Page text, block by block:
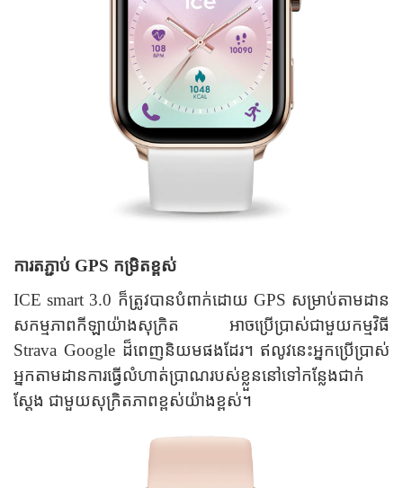
ការតភ្ជាប់ GPS កម្រិតខ្ពស់
ICE smart 3.0 ក៏ត្រូវបានបំពាក់ដោយ GPS សម្រាប់តាមដាន
សកម្មភាពកីឡាយ៉ាងសុក្រិត អាចប្រើប្រាស់ជាមួយកម្មវិធី
Strava Google ដ៏ពេញនិយមផងដែរ។ ឥលូវនេះអ្នកប្រើប្រាស់
អ្នកតាមដានការធ្វើលំហាត់ប្រាណរបស់ខ្លួននៅទៅកន្លែងជាក់
ស្តែង ជាមួយសុក្រិតភាពខ្ពស់យ៉ាងខ្ពស់។